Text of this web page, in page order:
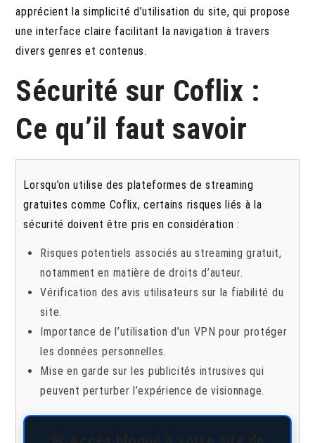
apprécient la simplicité d’utilisation du site, qui propose
une interface claire facilitant la navigation à travers
divers genres et contenus.
Sécurité sur Coflix :
Ce qu’il faut savoir
Lorsqu’on utilise des plateformes de streaming
gratuites comme Coflix, certains risques liés à la
sécurité doivent être pris en considération :
Risques potentiels associés au streaming gratuit,
notamment en matière de droits d’auteur.
Vérification des avis utilisateurs sur la fiabilité du
site.
Importance de l’utilisation d’un VPN pour protéger
les données personnelles.
Mise en garde sur les publicités intrusives qui
peuvent perturber l’expérience de visionnage.